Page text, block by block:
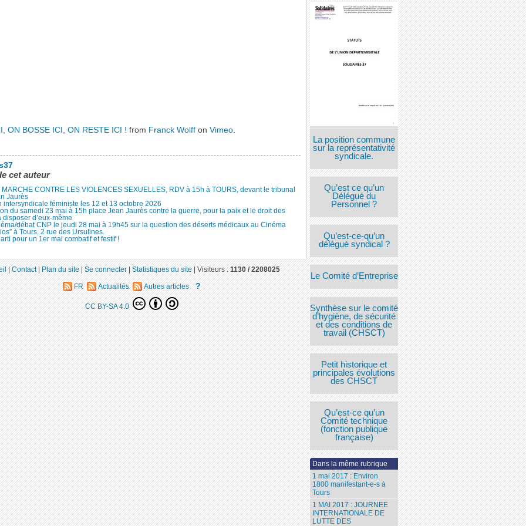
ON BOSSE ICI, ON RESTE ICI ! from Franck Wolffon Vimeo.
cet auteur
CONTRE LES VIOLENCES SEXUELLES, RDV à 15h à TOURS, devant le tribunal
Jaurès
intersyndicale féministe les 12 et 13 octobre 2026
du samedi 23 mai à 15h place Jean Jaurès contre la guerre, pour la paix et le droit des
disposer d’eux-même
débat CNP le jeudi 28 mai à 19h45 sur la question des déserts médicaux au Cinéma
à Tours, 2 rue des Ursulines.
pour un 1er mai combatif et festif !
La position commune
sur la représentativité
syndicale.
Qu’est ce qu’un
Délégué du
Personnel ?
Qu’est-ce-qu’un
délégué syndical ?
Le Comité d’Entreprise
Synthèse sur le comité
d’hygiène, de sécurité
et des conditions de
travail (CHSCT)
Petit historique et
principales évolutions
des CHSCT
Qu’est-ce qu’un
Comité technique
(fonction publique
française)
Dans la même rubrique
1 mai 2017 : Environ
1800 manifestant-e-s à
Tours
1 MAI 2017 : JOURNEE
INTERNATIONALE DE
LUTTE DES
|Contact|Plan du site|Se connecter|Statistiques du site|Visiteurs :1130 / 2208025
FR Actualités Autres articles ?
CC BY-SA 4.0